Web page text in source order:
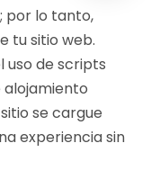
por lo tanto,
tu sitio web.
uso de scripts
alojamiento
se cargue
experiencia sin